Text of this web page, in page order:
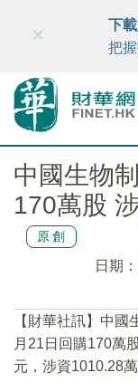
財華智庫網
×
下
把
中國生物
170萬股
原創
日期：
【財華社訊】中國
月21日回購170萬
元，涉資1010.28萬